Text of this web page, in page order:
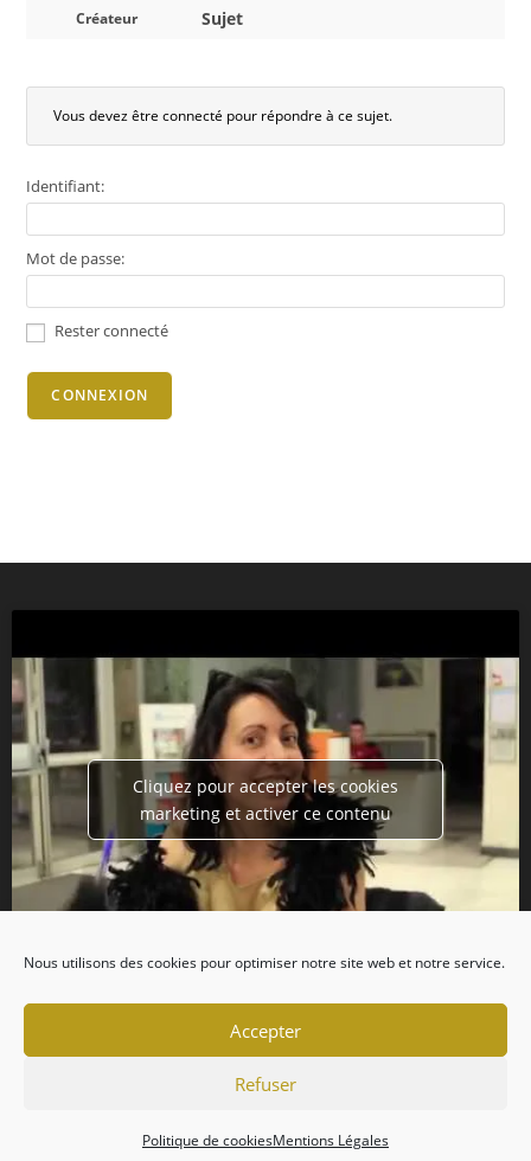
Nous utilisons des cookies pour optimiser notre site web et notre service.
Accepter
Refuser
Politique de cookiesMentions Légales
Créateur Sujet
Vous devez être connecté pour répondre à ce sujet.
Identifiant:
Mot de passe:
Rester connecté
CONNEXION
Cliquez pour accepter les cookies
marketing et activer ce contenu